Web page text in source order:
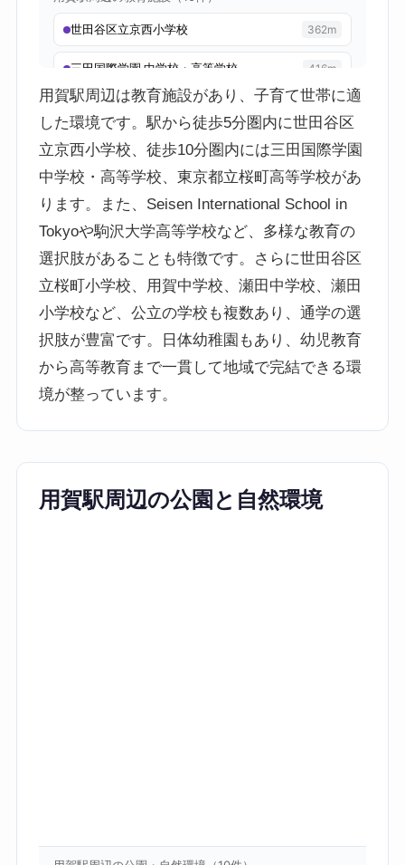
用賀駅周辺は教育施設があり、子育て世帯に適
した環境です。駅から徒歩5分圏内に世田谷区
立京西小学校、徒歩10分圏内には三田国際学園
中学校・高等学校、東京都立桜町高等学校があ
ります。また、Seisen International School in
Tokyoや駒沢大学高等学校など、多様な教育の
選択肢があることも特徴です。さらに世田谷区
立桜町小学校、用賀中学校、瀬田中学校、瀬田
小学校など、公立の学校も複数あり、通学の選
択肢が豊富です。日体幼稚園もあり、幼児教育
から高等教育まで一貫して地域で完結できる環
境が整っています。
用賀駅周辺の公園と自然環境